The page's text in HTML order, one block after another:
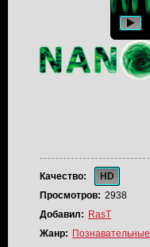
Качество:
HD
Просмотров: 2938
Добавил: RasT
Жанр: Познавательные